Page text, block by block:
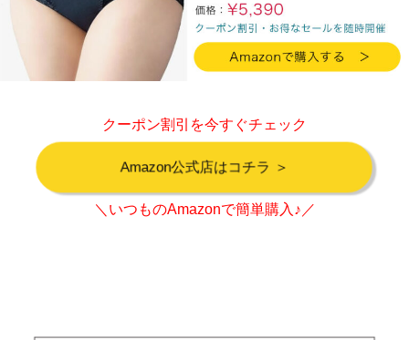
クーポン割引を今すぐチェック
Amazon公式店はコチラ ＞
＼いつものAmazonで簡単購入♪／